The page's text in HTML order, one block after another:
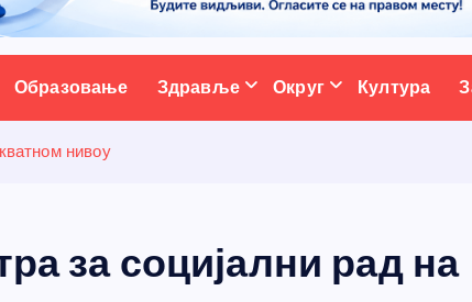
портал
Образовање Здравље Округ Култура
нивоу
за социјални рад на